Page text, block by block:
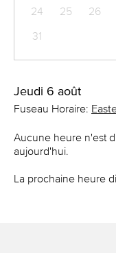
24
25 26
31
Jeudi 6 août
Fuseau Horaire:
Aucune heure n'est
aujourd'hui.
La prochaine heure